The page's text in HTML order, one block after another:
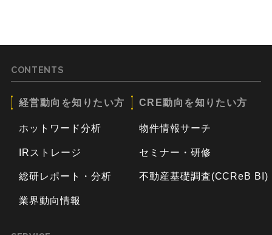
CONTENTS
経営動向を知りたい方
ホットワード分析
IRストレージ
総研レポート・分析
業界動向情報
CRE動向を知りたい方
物件情報サーチ
セミナー・研修
不動産基礎調査(CCReB BI)